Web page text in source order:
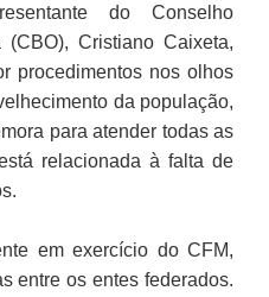
do Conselho
(CBO), Cristiano Caixeta,
procedimentos nos olhos
da população,
para atender todas as
relacionada à falta de
em exercício do CFM,
entre os entes federados.